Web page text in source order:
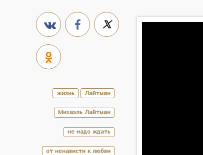
жизнь Лайтман
Михаэль Лайтман
не надо ждать
от ненависти к любви